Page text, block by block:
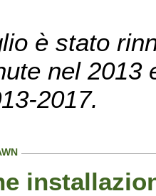
è stato
nel 2013
2017.